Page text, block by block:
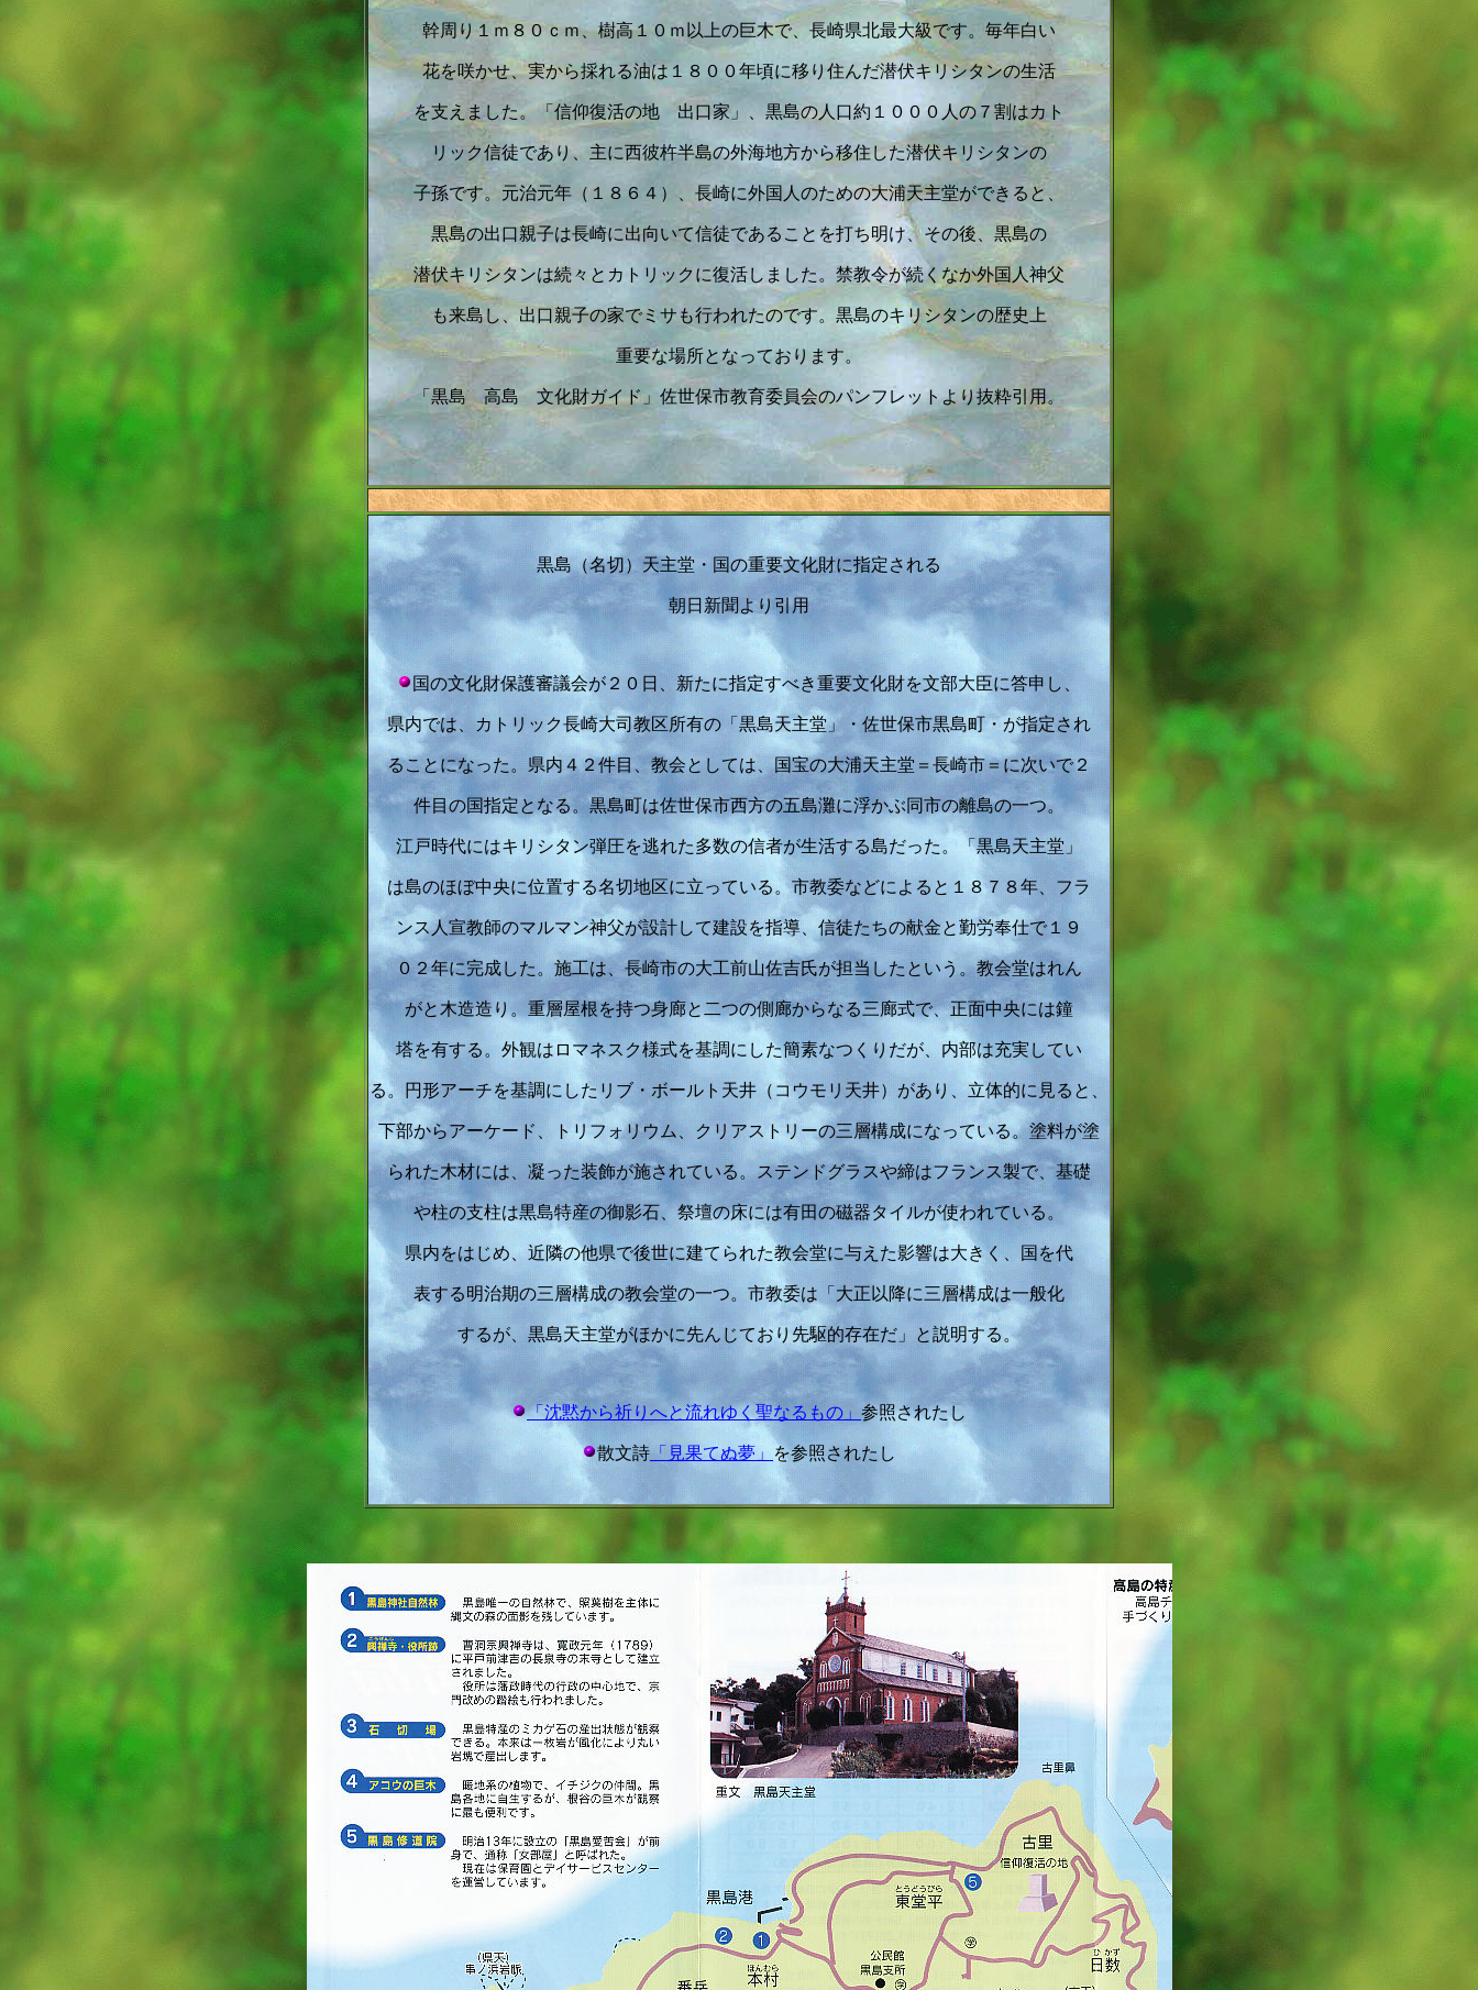
幹周り１ｍ８０ｃｍ、樹高１０ｍ以上の巨木で、長崎県北最大級です。毎年白い
花を咲かせ、実から採れる油は１８００年頃に移り住んだ潜伏キリシタンの生活
を支えました。「信仰復活の地 出口家」、黒島の人口約１０００人の７割はカト
リック信徒であり、主に西彼杵半島の外海地方から移住した潜伏キリシタンの
子孫です。元治元年（１８６４）、長崎に外国人のための大浦天主堂ができると、
黒島の出口親子は長崎に出向いて信徒であることを打ち明け、その後、黒島の
潜伏キリシタンは続々とカトリックに復活しました。禁教令が続くなか外国人神父
も来島し、出口親子の家でミサも行われたのです。黒島のキリシタンの歴史上
重要な場所となっております。
「黒島 高島 文化財ガイド」佐世保市教育委員会のパンフレットより抜粋引用。
黒島（名切）天主堂・国の重要文化財に指定される
朝日新聞より引用
国の文化財保護審議会が２０日、新たに指定すべき重要文化財を文部大臣に答申し、
県内では、カトリック長崎大司教区所有の「黒島天主堂」・佐世保市黒島町・が指定され
ることになった。県内４２件目、教会としては、国宝の大浦天主堂＝長崎市＝に次いで２
件目の国指定となる。黒島町は佐世保市西方の五島灘に浮かぶ同市の離島の一つ。
江戸時代にはキリシタン弾圧を逃れた多数の信者が生活する島だった。「黒島天主堂」
は島のほぼ中央に位置する名切地区に立っている。市教委などによると１８７８年、フラ
ンス人宣教師のマルマン神父が設計して建設を指導、信徒たちの献金と勤労奉仕で１９
０２年に完成した。施工は、長崎市の大工前山佐吉氏が担当したという。教会堂はれん
がと木造造り。重層屋根を持つ身廊と二つの側廊からなる三廊式で、正面中央には鐘
塔を有する。外観はロマネスク様式を基調にした簡素なつくりだが、内部は充実してい
る。円形アーチを基調にしたリブ・ボールト天井（コウモリ天井）があり、立体的に見ると、
下部からアーケード、トリフォリウム、クリアストリーの三層構成になっている。塗料が塗
られた木材には、凝った装飾が施されている。ステンドグラスや締はフランス製で、基礎
や柱の支柱は黒島特産の御影石、祭壇の床には有田の磁器タイルが使われている。
県内をはじめ、近隣の他県で後世に建てられた教会堂に与えた影響は大きく、国を代
表する明治期の三層構成の教会堂の一つ。市教委は「大正以降に三層構成は一般化
するが、黒島天主堂がほかに先んじており先駆的存在だ」と説明する。
「沈黙から祈りへと流れゆく聖なるもの」 参照されたし
散文詩「見果てぬ夢」 を参照されたし